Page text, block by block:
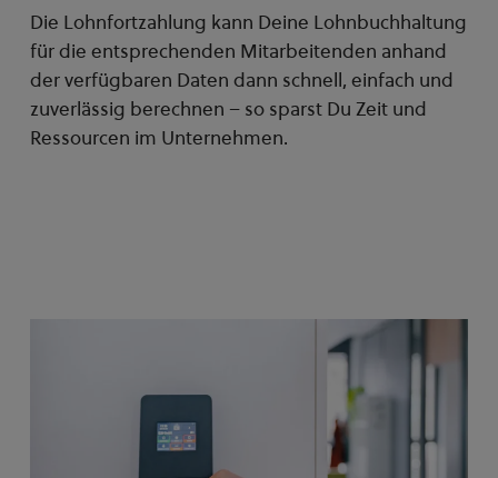
Die Lohnfortzahlung kann Deine Lohnbuchhaltung
für die entsprechenden Mitarbeitenden anhand
der verfügbaren Daten dann schnell, einfach und
zuverlässig berechnen – so sparst Du Zeit und
Ressourcen im Unternehmen.